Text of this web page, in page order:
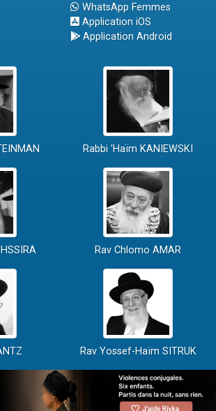
WhatsApp Femmes
Application iOS
Application Android
Rabbi 'Haïm KANIEWSKI
Rav Chlomo AMAR
Rav Yossef-Haïm SITRUK